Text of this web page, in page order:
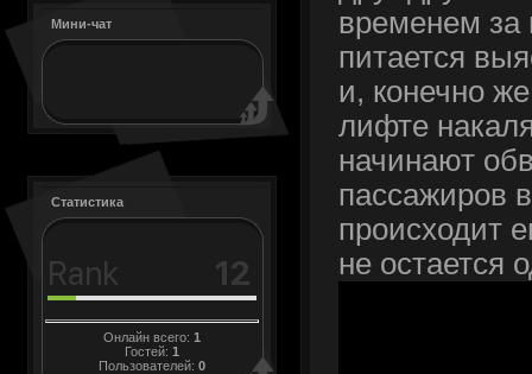
Мини-чат
Статистика
Онлайн всего: 1
Гостей: 1
Пользователей: 0
временем за
питается
и, конечно
лифте
начинают
пассажиров
происходит
не остается